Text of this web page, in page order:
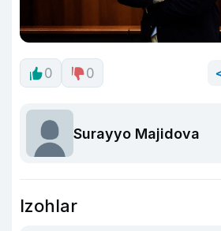
0 0
Surayyo Majidova
Izohlar